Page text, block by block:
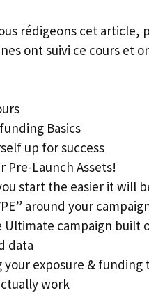
rédigeons cet article,
ont suivi ce cours et
Basics
up for success
Pre-Launch Assets!
start the easier it will
around your
Ultimate campaign built
data
your exposure & funding
work